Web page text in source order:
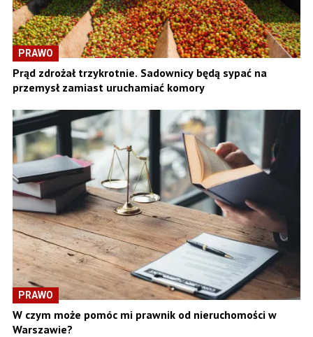
PRAWO
Prąd zdrożał trzykrotnie. Sadownicy będą sypać na
przemysł zamiast uruchamiać komory
PRAWO
W czym może pomóc mi prawnik od nieruchomości w
Warszawie?